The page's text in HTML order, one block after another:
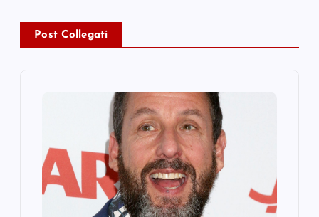
v
Post Collegati